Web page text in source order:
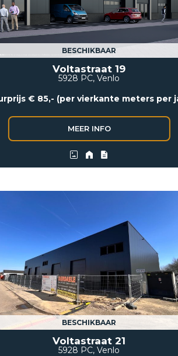
BESCHIKBAAR
Voltastraat 19
5928 PC, Venlo
€ 85,- (per vierkante meters per
BESCHIKBAAR
Voltastraat 21
5928 PC, Venlo